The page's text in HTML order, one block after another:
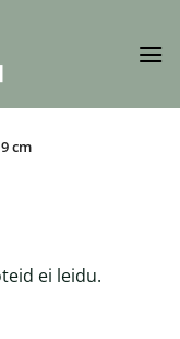
cm
ei leidu.